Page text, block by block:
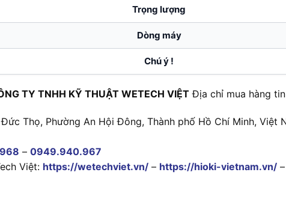
Trọng lượng
Dòng máy
Chú ý !
TY TNHH KỸ THUẬT WETECH VIỆT Địa chỉ mua hàng
Thọ, Phường An Hội Đông, Thành phố Hồ Chí Minh, Việt
– 0949.940.967
Việt: https://wetechviet.vn/ – https://hioki-vietnam.vn/ –